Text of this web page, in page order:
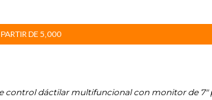
DE 5,000
control dáctilar multifuncional con monitor de 7"